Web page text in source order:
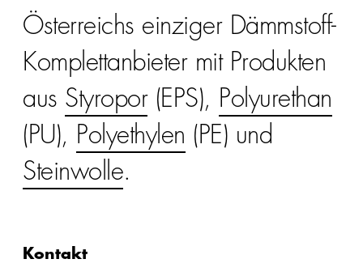
Österreichs einziger Dämmstoff-
Komplettanbieter mit Produkten
aus Styropor(EPS), Polyurethan
(PU), Polyethylen (PE) und
Steinwolle.
Kontakt